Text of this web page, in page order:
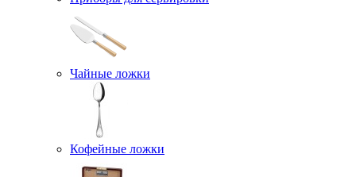
Чайные ложки
Кофейные ложки